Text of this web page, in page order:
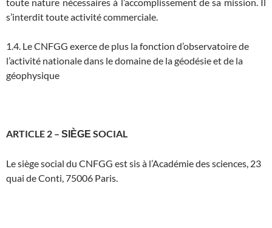
s’interdit toute activité commerciale.
1.4. Le CNFGG exerce de plus la fonction d’observatoire de
l’activité nationale dans le domaine de la géodésie et de la
géophysique
ARTICLE 2 – SIÈGE SOCIAL
Le siège social du CNFGG est sis à l’Académie des sciences, 23
quai de Conti, 75006 Paris.